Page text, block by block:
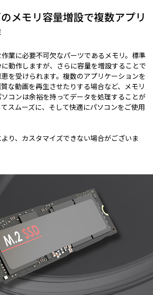
メモリ容量増設で複数アプリ
業に必要不可欠なパーツであるメモリ。標準
動作しますが、さらに容量を増設することで
を受けられます。複数のアプリケーションを
な動画を再生させたりする場合など、メモリ
コンは余裕を持ってデータを処理することが
スムーズに、そして快適にパソコンをご使用
り、カスタマイズできない場合がございま